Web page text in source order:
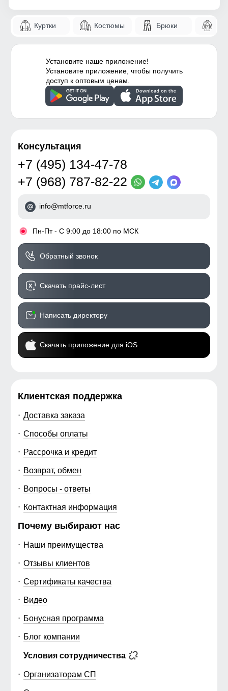
Куртки Костюмы Брюки
Установите наше приложение!
Установите приложение, чтобы получить
доступ к оптовым ценам.
Консультация
+7 (495) 134-47-78
+7 (968) 787-82-22
info@mtforce.ru
• Пн-Пт - С 9:00 до 18:00 по МСК
Обратный звонок
Скачать прайс-лист
Написать директору
Скачать приложение для iOS
Клиентская поддержка
Доставка заказа
Способы оплаты
Рассрочка и кредит
Возврат, обмен
Вопросы - ответы
Контактная информация
Почему выбирают нас
Наши преимущества
Отзывы клиентов
Сертификаты качества
Видео
Бонусная программа
Блог компании
Условия сотрудничества
Организаторам СП